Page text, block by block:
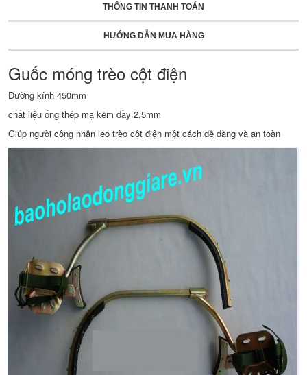
THÔNG TIN THANH TOÁN
HƯỚNG DẪN MUA HÀNG
Guốc móng trèo cột điện
Đường kính 450mm
chất liệu ống thép mạ kẽm dầy 2,5mm
Giúp người công nhân leo trèo cột điện một cách dễ dàng và an toàn